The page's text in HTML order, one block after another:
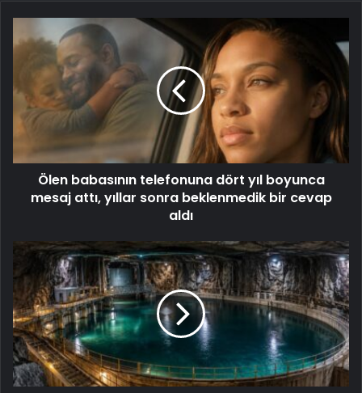
Ölen babasının telefonuna dört yıl boyunca
mesaj attı, yıllar sonra beklenmedik bir cevap
aldı